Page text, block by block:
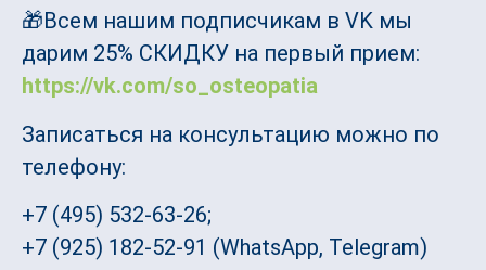
🎁Всем нашим подписчикам в VK мы
дарим 25% СКИДКУ на первый прием:
https://vk.com/so_osteopatia
Записаться на консультацию можно по
телефону:
+7 (495) 532-63-26;
+7 (925) 182-52-91 (WhatsApp, Telegram)